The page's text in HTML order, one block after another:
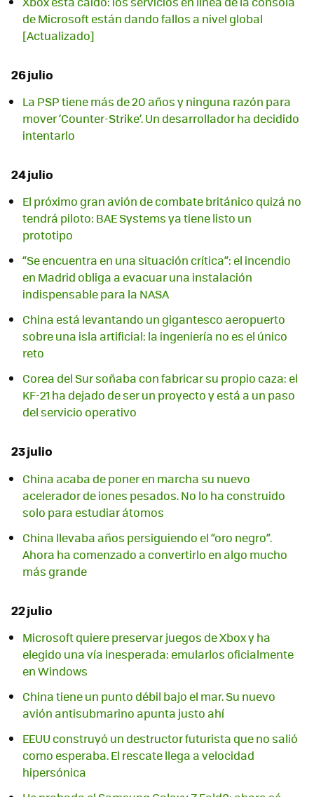
de Microsoft están dando fallos a nivel global
[Actualizado]
26 julio
La PSP tiene más de 20 años y ninguna razón para
mover ‘Counter-Strike’. Un desarrollador ha decidido
intentarlo
24 julio
El próximo gran avión de combate británico quizá no
tendrá piloto: BAE Systems ya tiene listo un
prototipo
“Se encuentra en una situación crítica”: el incendio
en Madrid obliga a evacuar una instalación
indispensable para la NASA
China está levantando un gigantesco aeropuerto
sobre una isla artificial: la ingeniería no es el único
reto
Corea del Sur soñaba con fabricar su propio caza: el
KF-21 ha dejado de ser un proyecto y está a un paso
del servicio operativo
23 julio
China acaba de poner en marcha su nuevo
acelerador de iones pesados. No lo ha construido
solo para estudiar átomos
China llevaba años persiguiendo el “oro negro”.
Ahora ha comenzado a convertirlo en algo mucho
más grande
22 julio
Microsoft quiere preservar juegos de Xbox y ha
elegido una vía inesperada: emularlos oficialmente
en Windows
China tiene un punto débil bajo el mar. Su nuevo
avión antisubmarino apunta justo ahí
EEUU construyó un destructor futurista que no salió
como esperaba. El rescate llega a velocidad
hipersónica